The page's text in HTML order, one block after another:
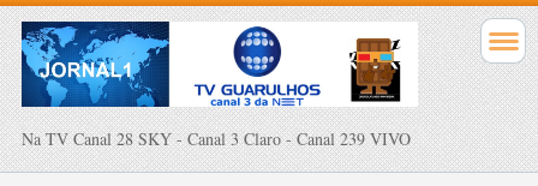
Na TV Canal 28 SKY - Canal 3 Claro - Canal 239 VIVO